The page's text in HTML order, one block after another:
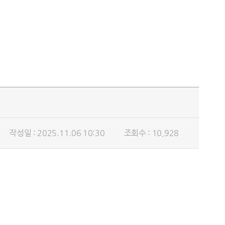
작성일 : 2025.11.06 10:30 조회수 : 10,928